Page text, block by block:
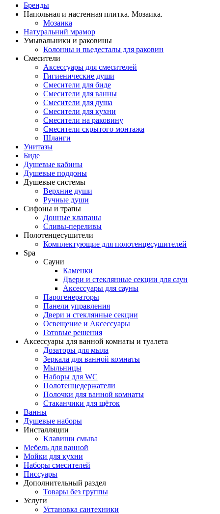
Бренды
Напольная и настенная плитка. Мозаика.
Мозаика
Натуральний мрамор
Умывальники и раковины
Колонны и пьедесталы для раковин
Смесители
Аксессуары для смесителей
Гигиенические души
Смесители для биде
Смесители для ванны
Смесители для душа
Смесители для кухни
Смесители на раковину
Смесители скрытого монтажа
Шланги
Унитазы
Биде
Душевые кабины
Душевые поддоны
Душевые системы
Верхние души
Ручные души
Сифоны и трапы
Донные клапаны
Сливы-переливы
Полотенцесушители
Комплектующие для полотенцесушителей
Spa
Сауни
Каменки
Двери и стеклянные секции для саун
Аксессуары для сауны
Парогенераторы
Панели управления
Двери и стеклянные секции
Освещение и Аксессуары
Готовые решения
Аксессуары для ванной комнаты и туалета
Дозаторы для мыла
Зеркала для ванной комнаты
Мыльницы
Наборы для WC
Полотенцедержатели
Полочки для ванной комнаты
Стаканчики для щёток
Ванны
Душевые наборы
Инсталляции
Клавиши смыва
Мебель для ванной
Мойки для кухни
Наборы смесителей
Писсуары
Дополнительный раздел
Товары без группы
Услуги
Установка сантехники